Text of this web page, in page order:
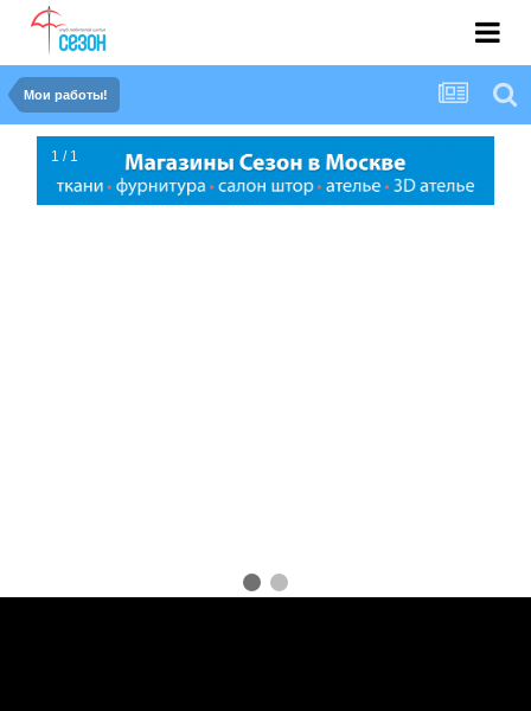
Мои работы!
1 / 1